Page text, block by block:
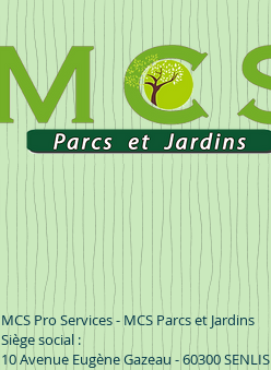
MCS Pro Services - MCS Parcs et Jardins
Siège social :
10 Avenue Eugène Gazeau - 60300 SENLIS